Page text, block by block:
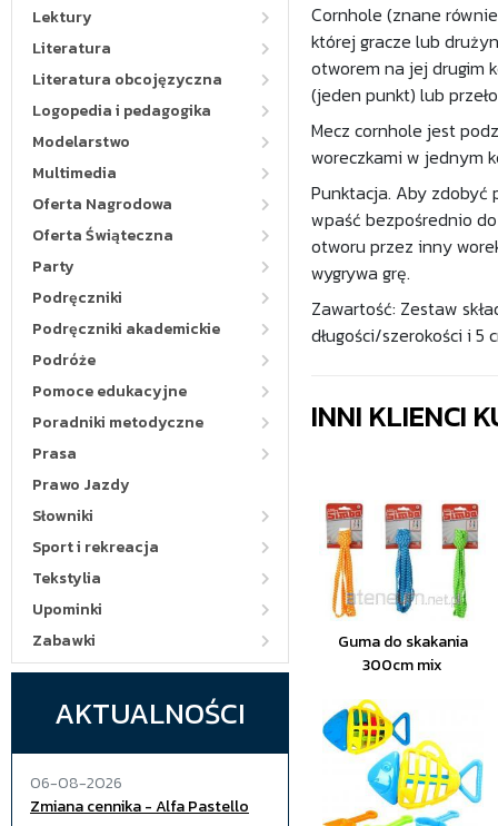
Lektury
Literatura
Literatura obcojęzyczna
Logopedia i pedagogika
Modelarstwo
Multimedia
Oferta Nagrodowa
Oferta Świąteczna
Party
Podręczniki
Podręczniki akademickie
Podróże
Pomoce edukacyjne
Poradniki metodyczne
Prasa
Prawo Jazdy
Słowniki
Sport i rekreacja
Tekstylia
Upominki
Zabawki
AKTUALNOŚCI
06-08-2026
Zmiana cennika - Alfa Pastello
Cornhole (znane
której gracze lub
otworem na jej drugim
(jeden punkt) lub
Mecz cornhole jest
woreczkami w jednym
Punktacja. Aby zdobyć
wpaść bezpośrednio
otworu przez inny
wygrywa grę.
Zawartość: Zestaw
długości/szerokości i 5
INNI KLIENCI
Guma do skakania
300cm mix